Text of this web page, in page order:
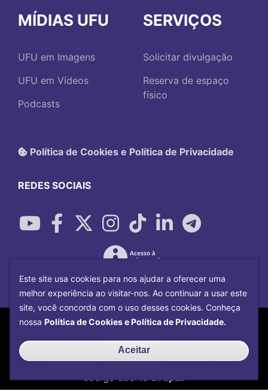
MÍDIAS UFU
UFU em Imagens
UFU em Vídeos
Podcasts
SERVIÇOS
Solicitar divulgação
Reserva de espaço
físico
Política de Cookies e Política de Privacidade
REDES SOCIAIS
Copyright©2026Universidade Federal
Centro de Tecnologia da
Informação e Comunicaçãocom o CMS de
código aberto
Drupal
Este site usa cookies para nos ajudar a oferecer uma
melhor experiência ao visitar-nos. Ao continuar a usar este
site, você concorda com o uso desses cookies. Conheça
nossa Política de Cookies e Política de Privacidade.
Aceitar